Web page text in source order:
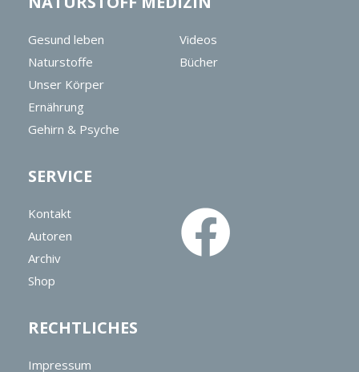
Gesund leben
Naturstoffe
Unser Körper
Ernährung
Gehirn & Psyche
Videos
Bücher
SERVICE
Kontakt
Autoren
Archiv
Shop
RECHTLICHES
Impressum